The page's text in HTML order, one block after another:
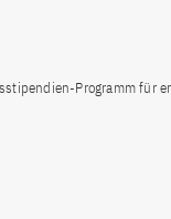
Programm für